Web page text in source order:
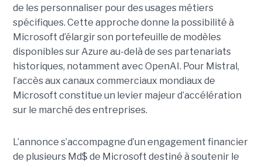
de les personnaliser pour des usages métiers
spécifiques. Cette approche donne la possibilité à
Microsoft d’élargir son portefeuille de modèles
disponibles sur Azure au-delà de ses partenariats
historiques, notamment avec OpenAI. Pour Mistral,
l’accès aux canaux commerciaux mondiaux de
Microsoft constitue un levier majeur d’accélération
sur le marché des entreprises.
L’annonce s’accompagne d’un engagement financier
de plusieurs Md$ de Microsoft destiné à soutenir le